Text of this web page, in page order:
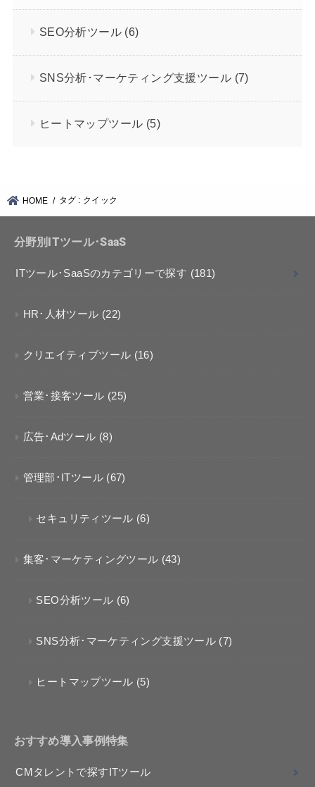
SEO分析ツール (6)
SNS分析･マーケティング支援ツール (7)
ヒートマップツール (5)
HOME タグ : クイック
分野別ITツール･SaaS
ITツール･SaaSのカテゴリーで探す (181)
HR･人材ツール (22)
クリエイティブツール (16)
営業･接客ツール (25)
広告･Adツール (8)
管理部･ITツール (67)
セキュリティツール (6)
集客･マーケティングツール (43)
SEO分析ツール (6)
SNS分析･マーケティング支援ツール (7)
ヒートマップツール (5)
おすすめ導入事例特集
CMタレントで探すITツール